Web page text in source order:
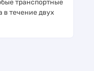
транспортные
в течение двух